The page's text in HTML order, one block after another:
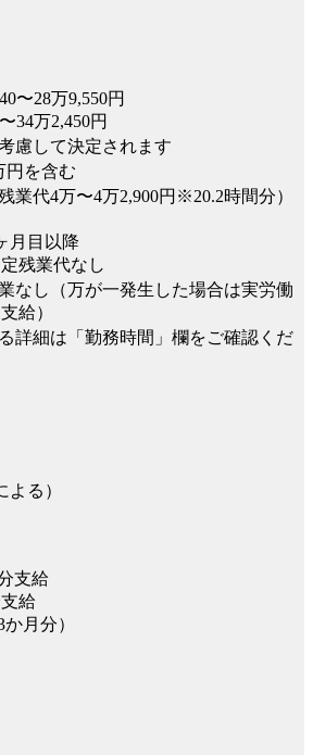
〜28万9,550円
34万2,450円
慮して決定されます
円を含む
業代4万〜4万2,900円※20.2時間分）
月目以降
残業代なし
なし（万が一発生した場合は実労働
給）
詳細は「勤務時間」欄をご確認くだ
る）
支給
給
⽉分）